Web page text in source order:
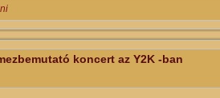
kapcsolatosan
koncert az Y2K -ban